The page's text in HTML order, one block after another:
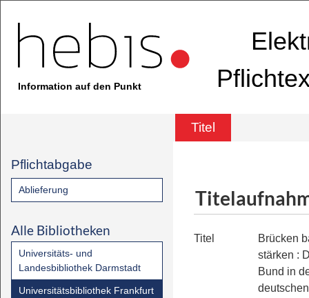
Information auf den Punkt
Titel
Pflichtabgabe
Ablieferung
Alle Bibliotheken
Universitäts- und
Landesbibliothek Darmstadt
Universitätsbibliothek Frankfurt
Titel
Brücken
stärken :
Bund in